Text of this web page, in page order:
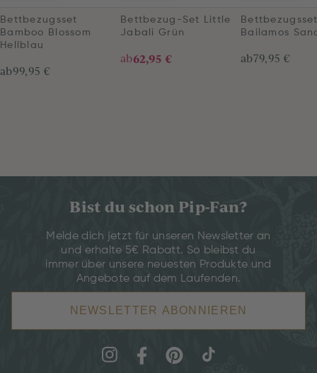
Bettbezugsset
Bamboo Blossom
Hellblau
ab99,95 €
Bettbezug-Set Little
Jabali Grün
ab62,95 €
Bailamos
ab79,95 €
Bist du schon Pip-Fan?
Melde dich jetzt für unseren Newsletter an
und erhalte 5€ Rabatt. So bleibst du
immer über unsere neuesten Produkte und
Angebote auf dem Laufenden.
NEWSLETTER ABONNIEREN